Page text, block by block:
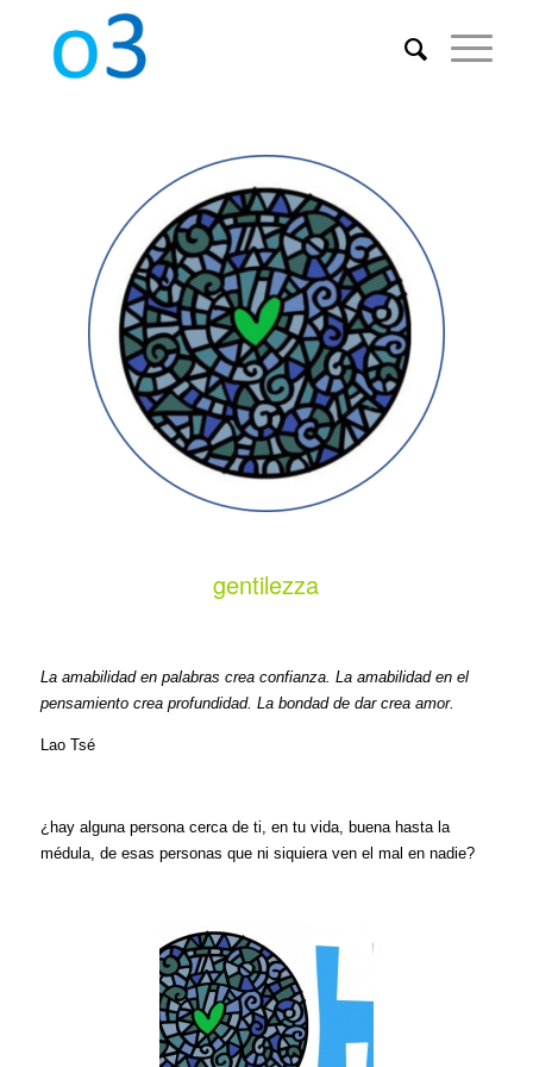
gentilezza
La amabilidad en palabras crea confianza. La amabilidad en el
pensamiento crea profundidad. La bondad de dar crea amor.
Lao Tsé
¿hay alguna persona cerca de ti, en tu vida, buena hasta la
médula, de esas personas que ni siquiera ven el mal en nadie?